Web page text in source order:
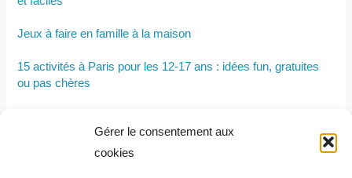
Gérer le consentement aux
cookies
Jeux à faire en famille à la maison
15 activités à Paris pour les 12-17 ans : idées fun, gratuites
ou pas chères
Colombie…) : 5 raisons de souscrire une assurance voyage